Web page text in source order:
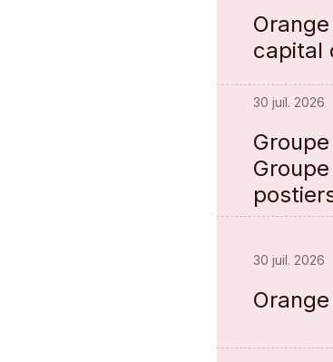
capital
30 juil. 2026
30 juil. 2026